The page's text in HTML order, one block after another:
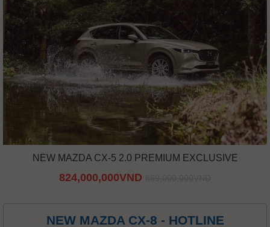
NEW MAZDA CX-5 2.0 PREMIUM EXCLUSIVE
824,000,000VND
NEW MAZDA CX-8 - HOTLINE